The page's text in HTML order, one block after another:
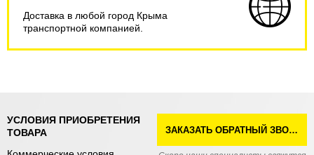
Доставка в любой город Крыма
транспортной компанией.
УСЛОВИЯ ПРИОБРЕТЕНИЯ
ТОВАРА
ЗАКАЗАТЬ ОБРАТНЫЙ ЗВОНОК